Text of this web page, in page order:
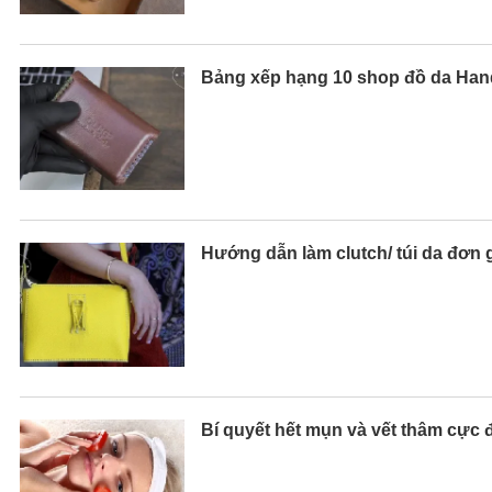
Bảng xếp hạng 10 shop đồ da
Hướng dẫn làm clutch/ túi da đơn
Bí quyết hết mụn và vết thâm cực